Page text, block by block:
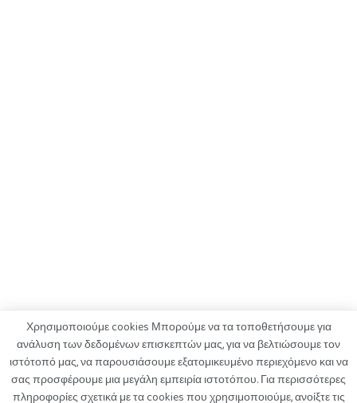
ΟΡΟΙ ΧΡΗΣΗΣ ΠΟΛΙΤΙΚΗ ΑΠΟΡΡΗΤΟΥ
ΔΙΑΦΗΜΙΣΗ
ΚΑΤΑΓΓΕΛΙΕΣ
ΕΠΙΚΟΙΝΩΝΙΑ
Χρησιμοποιούμε cookies Μπορούμε να τα τοποθετήσουμε για
ανάλυση των δεδομένων επισκεπτών μας, για να βελτιώσουμε τον
ιστότοπό μας, να παρουσιάσουμε εξατομικευμένο περιεχόμενο και να
σας προσφέρουμε μια μεγάλη εμπειρία ιστοτόπου. Για περισσότερες
πληροφορίες σχετικά με τα cookies που χρησιμοποιούμε, ανοίξτε τις